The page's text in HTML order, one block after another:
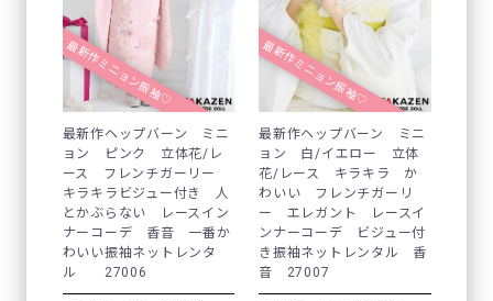
最新作ミニョン振袖♡
最新作ヘップバーン ミニ
ョン ピンク 立体花/レ
ース フレンチガーリー
キラキラビジュー付き 人
とかぶらない レースイン
ナーコーデ 香音 一番か
わいい振袖ネットレンタ
ル 27006
最新作ミニョン振袖♡
最新作ヘップバーン ミニ
ョン 白/イエロー 立体
花/レース キラキラ か
わいい フレンチガーリ
ー エレガント レースイ
ンナーコーデ ビジュー付
き振袖ネットレンタル 香
音 27007